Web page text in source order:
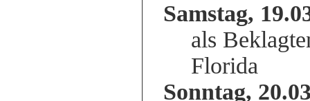
Samstag,
als
Florida
Sonntag,